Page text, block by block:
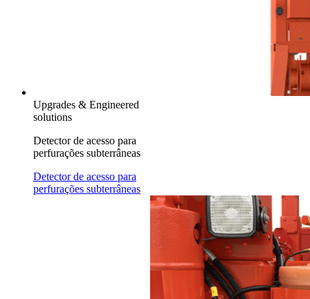
Upgrades & Engineered
solutions
Detector de acesso para
perfurações subterrâneas
Detector de acesso para
perfurações subterrâneas